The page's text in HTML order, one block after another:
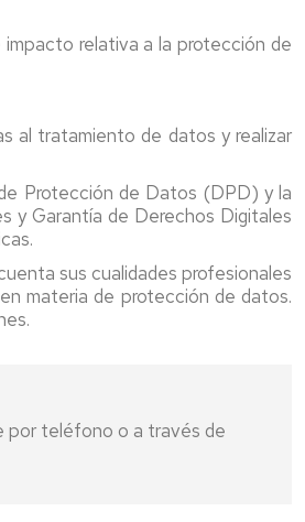
relativa a la protección de
tratamiento de datos y realizar
Protección de Datos (DPD) y la
y Garantía de Derechos Digitales
sus cualidades profesionales
materia de protección de datos.
por teléfono o a través de